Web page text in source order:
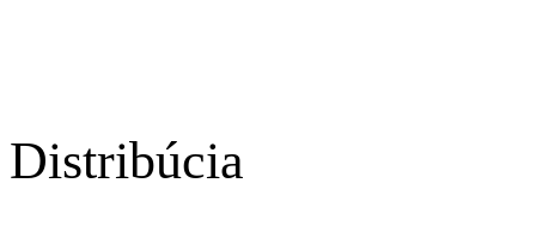
Distribúcia